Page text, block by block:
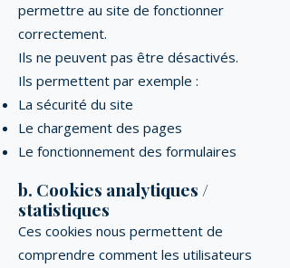
permettre au site de fonctionner
correctement.
Ils ne peuvent pas être désactivés.
Ils permettent par exemple :
La sécurité du site
Le chargement des pages
Le fonctionnement des formulaires
b. Cookies analytiques /
statistiques
Ces cookies nous permettent de
comprendre comment les utilisateurs